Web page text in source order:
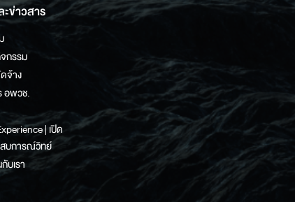
ข่าวสาร
กรรม
จ้าง
อพวช.
| เปิด
สบการณ์วิทย์
บเรา